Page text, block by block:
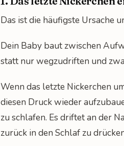
Das ist die häufigste Ursache
Dein Baby baut zwischen
statt nur wegzudriften und
Wenn das letzte Nickerchen
diesen Druck wieder
zu schlafen. Es driftet an der
zurück in den Schlaf zu